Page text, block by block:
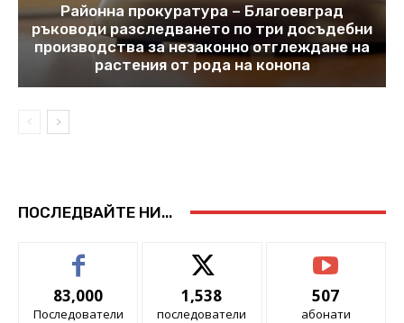
Районна прокуратура – Благоевград
ръководи разследването по три досъдебни
производства за незаконно отглеждане на
растения от рода на конопа
ПОСЛЕДВАЙТЕ НИ...
83,000
Последователи
1,538
последователи
507
абонати